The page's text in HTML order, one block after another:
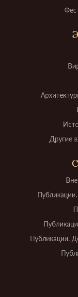
Другие
Публикации.